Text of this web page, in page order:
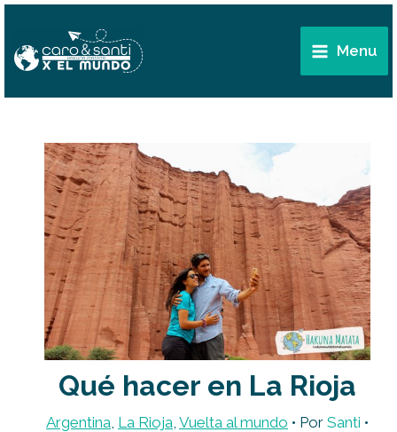
contenido
Main
Menu
Menu
Qué hacer en La Rioja
Argentina La Rioja Vuelta al mundo • Por Santi •